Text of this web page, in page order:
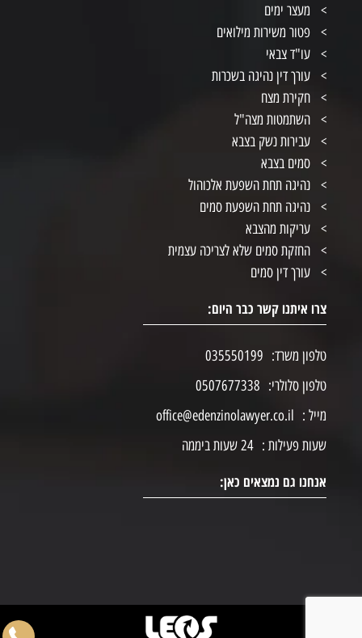
מעצר ימים
פטור משירות מילואים
עו"ד צבאי
עורך דין נהיגה בשכרות
חקירת מצח
השתמטות מצה"ל
עבירות נשק בצבא
סמים בצבא
נהיגה תחת השפעת אלכוהול
נהיגה תחת השפעת סמים
עריקות מהצבא
החזקת סמים שלא לצריכה עצמית
עורך דין סמים
צרו איתנו קשר כבר היום:
טלפון משרד: 035550199
טלפון סלולרי: 0507677338
מייל : office@edenzinolawyer.co.il
שעות פעילות : 24 שעות ביממה
אנחנו גם נמצאים כאן: